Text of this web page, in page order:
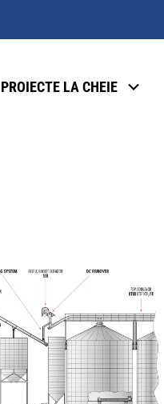
PROIECTE LA CHEIE